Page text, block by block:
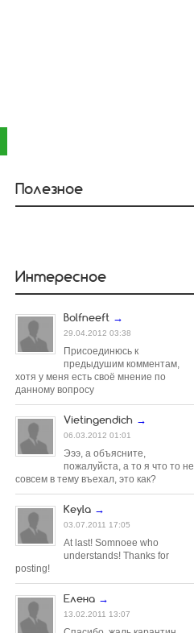
Полезное
Интересное
Bolfneeft →
29.04.2012 03:38
Присоединюсь к
предыдушим комментам,
хотя у меня есть своё мнение по
данному вопросу
Vietingendich →
06.03.2012 01:01
Эээ, а объясните,
пожалуйста, а то я что то не
совсем в тему въехал, это как?
Keyla →
03.07.2011 17:05
At last! Somnoee who
understands! Thanks for
posting!
Елена →
13.02.2011 13:07